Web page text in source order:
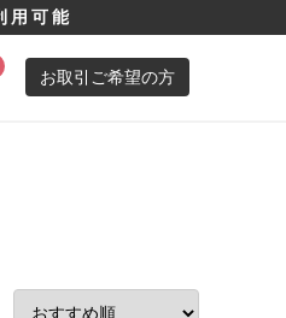
用可能
お取引ご希望の方